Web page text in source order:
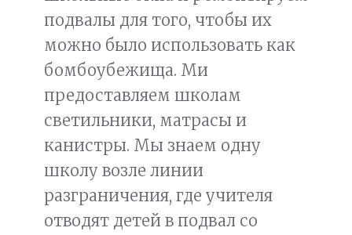
подвалы для того, чтобы их
можно было использовать как
бомбоубежища. Ми
предоставляем школам
светильники, матрасы и
канистры. Мы знаем одну
школу возле линии
разграничения, где учителя
отводят детей в подвал со